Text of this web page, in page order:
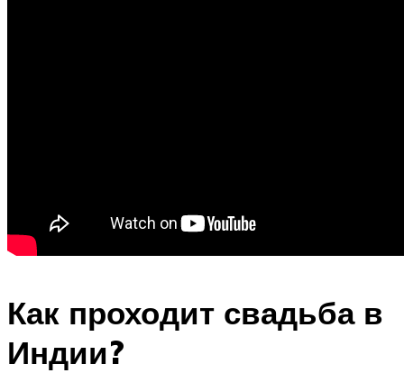
Как проходит свадьба в
Индии?